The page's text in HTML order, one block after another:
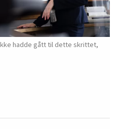
hadde gått til dette skrittet,